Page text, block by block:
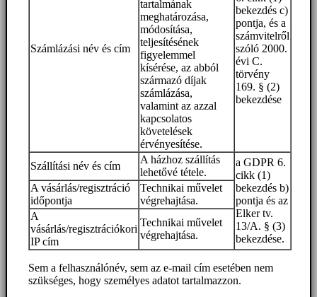
Számlázási név és cím
tartalmának
meghatározása,
módosítása,
teljesítésének
figyelemmel
kísérése, az abból
származó díjak
számlázása,
valamint az azzal
kapcsolatos
követelések
érvényesítése.
bekezdés c)
pontja, és a
számvitelről
szóló 2000.
évi C.
törvény
169. § (2)
bekezdése
Szállítási név és cím
A házhoz szállítás
lehetővé tétele.
a GDPR 6.
cikk (1)
bekezdés b)
pontja és az
Elker tv.
13/A. § (3)
bekezdése.
A vásárlás/regisztráció
időpontja
Technikai művelet
végrehajtása.
A
vásárlás/regisztrációkori
IP cím
Technikai művelet
végrehajtása.
Sem a felhasználónév, sem az e-mail cím esetében nem
szükséges, hogy személyes adatot tartalmazzon.